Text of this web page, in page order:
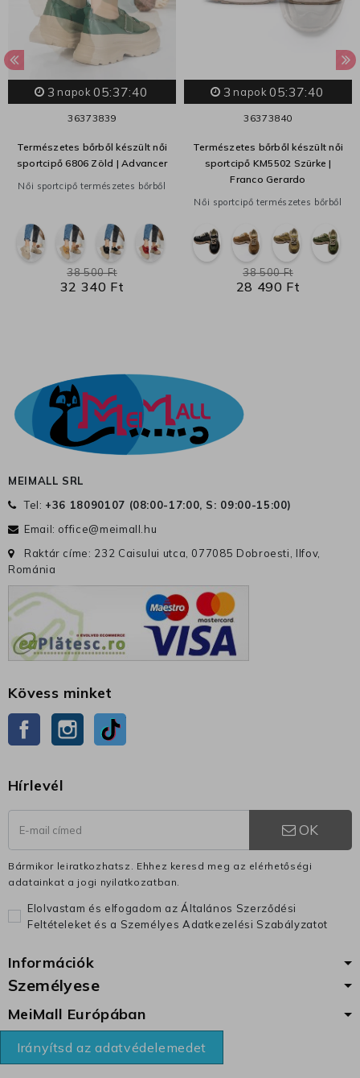
3 napok05:37:39
36373839
Természetes bőrből készült női
sportcipő 6806 Zöld | Advancer
Női sportcipő természetes bőrből
32 340 Ft
38 500 Ft
3 napok05:37:39
36373840
Természetes bőrből készült női
sportcipő KM5502 Szürke |
Franco Gerardo
Női sportcipő természetes bőrből
28 490 Ft
38 500 Ft
MEIMALL SRL
Tel: +36 18090107 (08:00-17:00, S: 09:00-15:00)
Email: office@meimall.hu
Raktár címe: 232 Caisului utca, 077085 Dobroesti, Ilfov,
Románia
Kövess minket
Facebook Instagram
Hírlevél
OK
Bármikor leiratkozhatsz. Ehhez keresd meg az elérhetőségi
adatainkat a jogi nyilatkozatban.
Elolvastam és elfogadom az Általános Szerződési
Feltételeket és a Személyes Adatkezelési Szabályzatot
Információk
Személyese
MeiMall Európában
Irányítsd az adatvédelemedet